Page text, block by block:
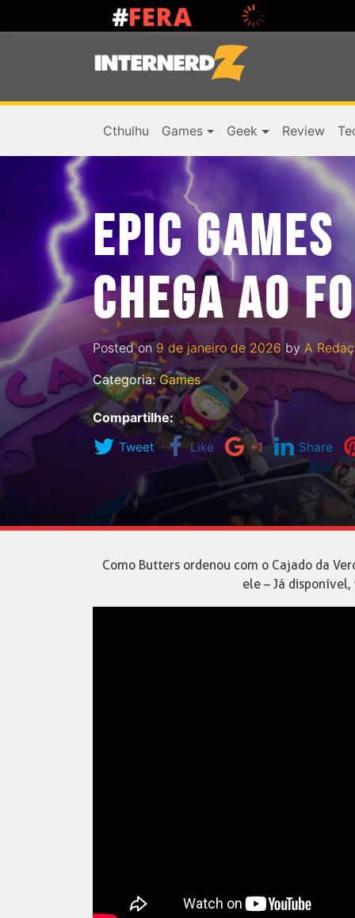
Cthulhu Games Geek Review
EPIC
CHEGA AO
Posted on 9 de janeiro de 2026 by A
Categoria:Games
Compartilhe:
Tweet Like +1 Share
Como Butters ordenou com o Cajado da
ele – Já